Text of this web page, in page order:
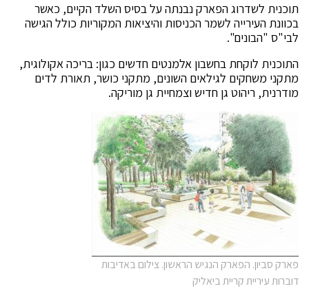
תוכנית לשדרוג הפארק נבנתה על בסיס השלד הקיים, כאשר
בכוונת העירייה לשמר הכניסות והיציאות המקוריות כולל הגישה
לבי"ס "הבונים".
התוכנית לוקחת בחשבון אלמנטים חדשים כגון: בריכה אקולוגית,
מתקני משחקים לגילאים השונים, מתקני כושר, תאורת לדים
מודרנית, ריהוט גן חדיש וצמחיית גן מוריקה.
פארק סביון. הפארק הנגיש הראשון. צילום באדיבות
דוברות עיריית קריית ביאליק